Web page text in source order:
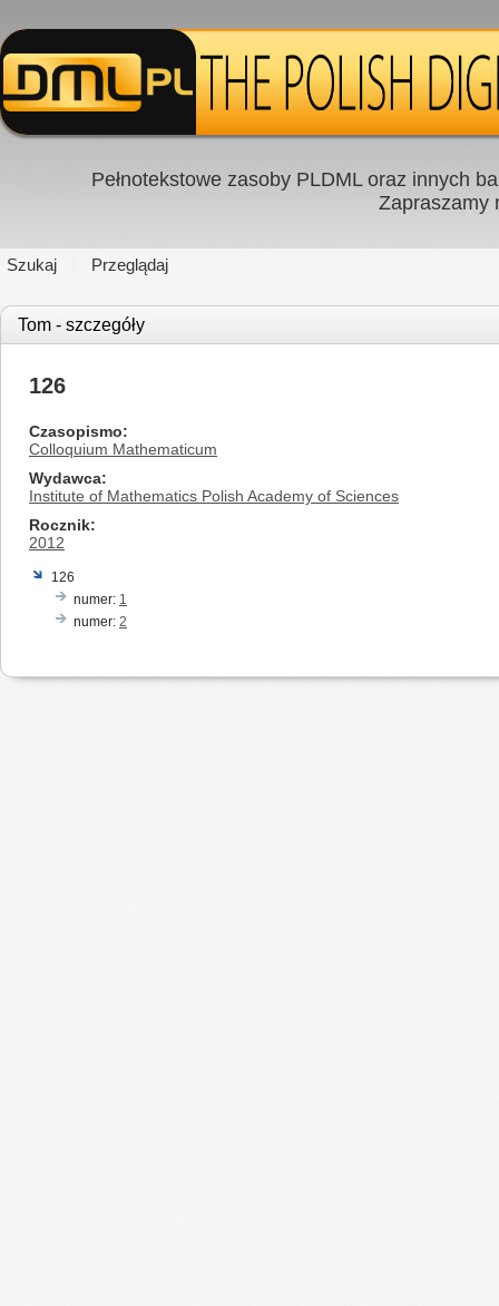
Pełnotekstowe zasoby PLDML oraz innych
Zapraszamy
Szukaj Przeglądaj
Tom - szczegóły
126
Czasopismo
Colloquium Mathematicum
Wydawca
Institute of Mathematics Polish Academy of Sciences
Rocznik
2012
126
numer: 1
numer: 2